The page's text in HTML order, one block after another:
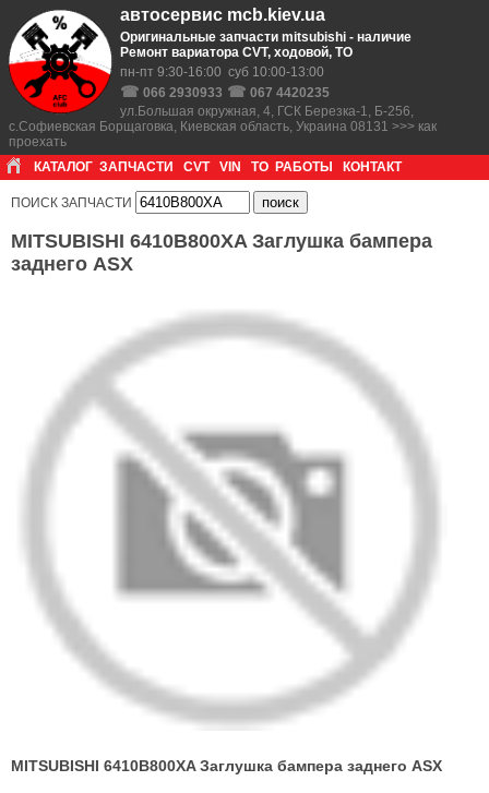
автосервис mcb.kiev.ua
Оригинальные запчасти mitsubishi - наличие
Ремонт вариатора CVT, ходовой, ТО
пн-пт 9:30-16:00 суб 10:00-13:00
☎ 066 2930933 ☎ 067 4420235
ул.Большая окружная, 4, ГСК Березка-1, Б-256,
с.Софиевская Борщаговка, Киевская область, Украина 08131 >>> как
проехать
КАТАЛОГ ЗАПЧАСТИ CVT VIN ТО РАБОТЫ КОНТАКТ
ПОИСК ЗАПЧАСТИ
MITSUBISHI 6410B800XA Заглушка бампера
заднего ASX
MITSUBISHI 6410B800XA Заглушка бампера заднего ASX